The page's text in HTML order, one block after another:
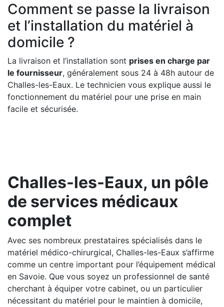
Comment se passe la livraison
et l’installation du matériel à
domicile ?
La livraison et l’installation sont prises en charge par
le fournisseur, généralement sous 24 à 48h autour de
Challes-les-Eaux. Le technicien vous explique aussi le
fonctionnement du matériel pour une prise en main
facile et sécurisée.
Challes-les-Eaux, un pôle
de services médicaux
complet
Avec ses nombreux prestataires spécialisés dans le
matériel médico-chirurgical, Challes-les-Eaux s’affirme
comme un centre important pour l’équipement médical
en Savoie. Que vous soyez un professionnel de santé
cherchant à équiper votre cabinet, ou un particulier
nécessitant du matériel pour le maintien à domicile,